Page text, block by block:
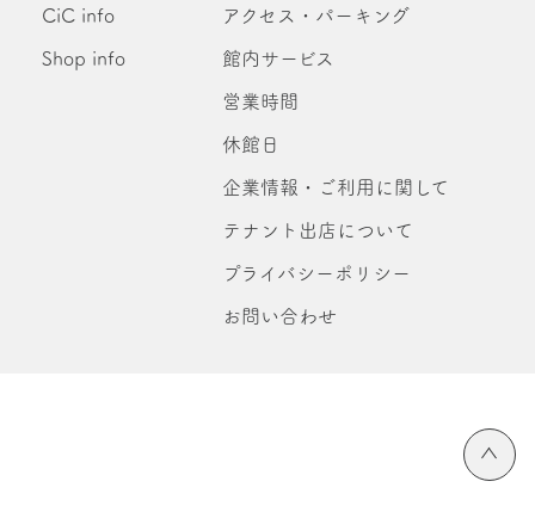
CiC info
Shop info
アクセス・パーキング
館内サービス
営業時間
休館日
企業情報・ご利用に関して
テナント出店について
プライバシーポリシー
お問い合わせ
ペ